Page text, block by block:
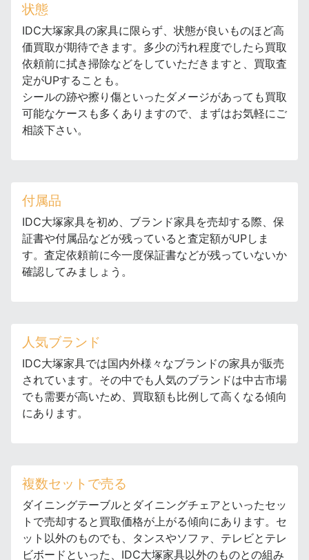
状態
IDC大塚家具の家具に限らず、状態が良いものほど高
価買取が期待できます。多少の汚れ程度でしたら買取
依頼前に拭き掃除などをしていただきますと、買取査
定がUPすることも。
シールの跡や擦り傷といったダメージがあっても買取
可能なケースも多くありますので、まずはお気軽にご
相談下さい。
付属品
IDC大塚家具を初め、ブランド家具を売却する際、保
証書や付属品などが残っていると査定額がUPしま
す。査定依頼前に今一度保証書などが残っていないか
確認してみましょう。
人気ブランド
IDC大塚家具では国内外様々なブランドの家具が販売
されています。その中でも人気のブランドは中古市場
でも需要が高いため、買取額も比例して高くなる傾向
にあります。
複数セットで売る
ダイニングテーブルとダイニングチェアといったセッ
トで売却すると買取価格が上がる傾向にあります。セ
ット以外のものでも、タンスやソファ、テレビとテレ
ビボードといった、IDC大塚家具以外のものとの組み